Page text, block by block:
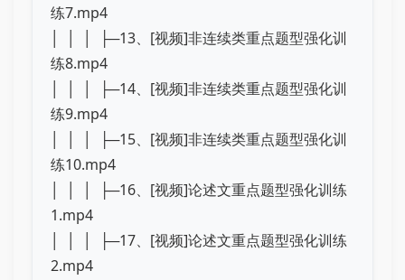
练7.mp4
│ │ │ ├─13、[视频]非连续类重点题型强化训
练8.mp4
│ │ │ ├─14、[视频]非连续类重点题型强化训
练9.mp4
│ │ │ ├─15、[视频]非连续类重点题型强化训
练10.mp4
│ │ │ ├─16、[视频]论述文重点题型强化训练
1.mp4
│ │ │ ├─17、[视频]论述文重点题型强化训练
2.mp4